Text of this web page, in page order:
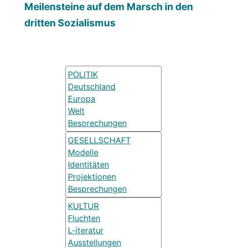
Meilensteine auf dem Marsch in den
dritten Sozialismus
POLITIK
Deutschland
Europa
Welt
Besorechungen
GESELLSCHAFT
Modelle
Identitäten
Projektionen
Besprechungen
KULTUR
Fluchten
L-iteratur
Ausstellungen